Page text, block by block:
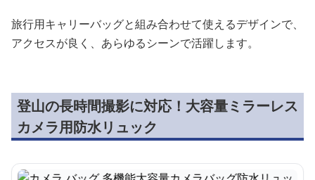
旅行用キャリーバッグと組み合わせて使えるデザインで、
アクセスが良く、あらゆるシーンで活躍します。
登山の長時間撮影に対応！大容量ミラーレス
カメラ用防水リュック